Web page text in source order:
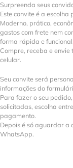
Surpreenda seus
Este convite é a
Moderno, prático,
gastos com frete nem
forma rápida e funcional.
Compre, receba e
celular.
Seu convite será
informações do
Para fazer o seu
solicitadas, escolha
pagamento.
Depois é só aguardar a
WhatsApp.